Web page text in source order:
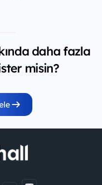
daha fazla
misin?